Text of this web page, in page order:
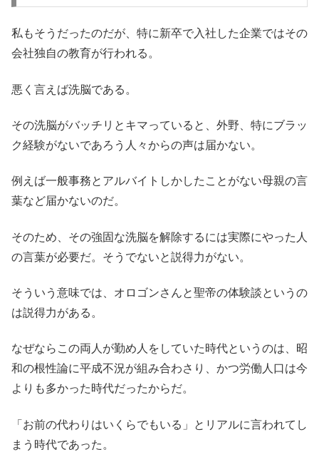
私もそうだったのだが、特に新卒で入社した企業ではその
会社独自の教育が行われる。
悪く言えば洗脳である。
その洗脳がバッチリとキマっていると、外野、特にブラッ
ク経験がないであろう人々からの声は届かない。
例えば一般事務とアルバイトしかしたことがない母親の言
葉など届かないのだ。
そのため、その強固な洗脳を解除するには実際にやった人
の言葉が必要だ。そうでないと説得力がない。
そういう意味では、オロゴンさんと聖帝の体験談というの
は説得力がある。
なぜならこの両人が勤め人をしていた時代というのは、昭
和の根性論に平成不況が組み合わさり、かつ労働人口は今
よりも多かった時代だったからだ。
「お前の代わりはいくらでもいる」とリアルに言われてし
まう時代であった。